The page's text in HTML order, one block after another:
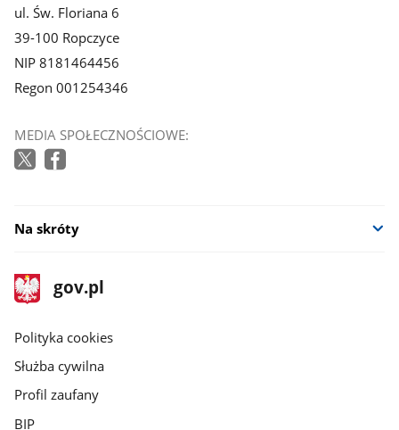
ul. Św. Floriana 6
39-100 Ropczyce
NIP 8181464456
Regon 001254346
MEDIA SPOŁECZNOŚCIOWE:
Na skróty
stopka
gov.pl
Strona
gov.pl
gov.pl
Polityka cookies
Służba cywilna
Profil zaufany
BIP